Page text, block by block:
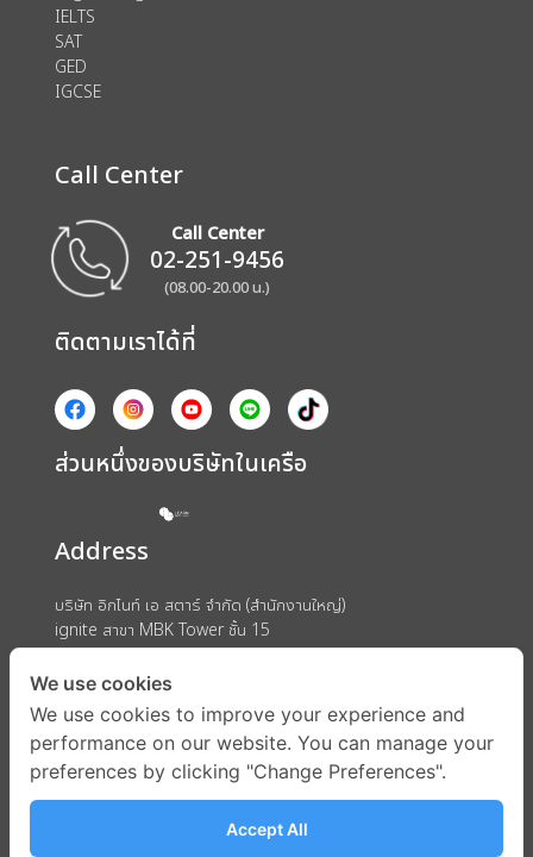
IELTS
SAT
GED
IGCSE
Call Center
Call Center
02-251-9456
(08.00-20.00 น.)
ติดตามเราได้ที่
ส่วนหนึ่งของบริษัทในเครือ
Address
บริษัท อิกไนท์ เอ สตาร์ จำกัด (สำนักงานใหญ่)
ignite สาขา MBK Tower ชั้น 15
ถนนพญาไท แขวงวังใหม่ เขตปทุมวัน กรุงเทพมหานคร 10330
We use cookies
We use cookies to improve your experience and
performance on our website. You can manage your
preferences by clicking "Change Preferences".
Accept All